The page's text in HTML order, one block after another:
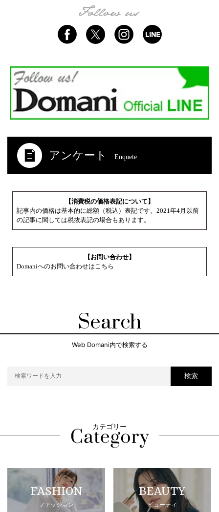
アンケート Enquete
【消費税の価格表記について】
記事内の価格は基本的に総額（税込）表記です。2021年4月以前
の記事に関しては税抜表記の場合もあります。
【お問い合わせ】
Domaniへのお問い合わせはこちら
Search
Web Domani内で検索する
検索
カテゴリー
FASHION
ファッション
BEAUTY
ビューティ